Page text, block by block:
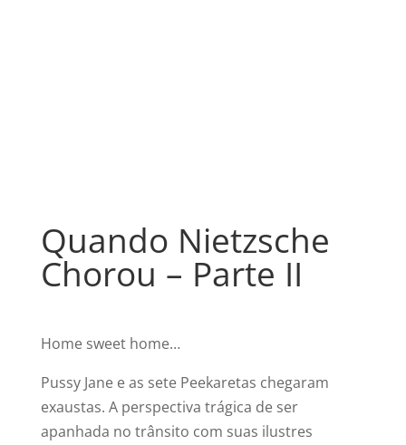
Quando Nietzsche
Chorou – Parte II
Home sweet home…
Pussy Jane e as sete Peekaretas chegaram
exaustas. A perspectiva trágica de ser
apanhada no trânsito com suas ilustres